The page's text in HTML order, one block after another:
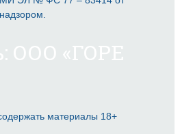
материалы 18+